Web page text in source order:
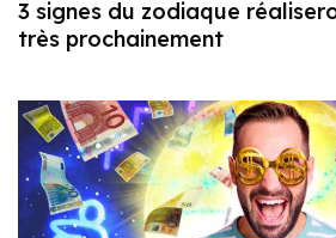
3 signes du zodiaque
très prochainement